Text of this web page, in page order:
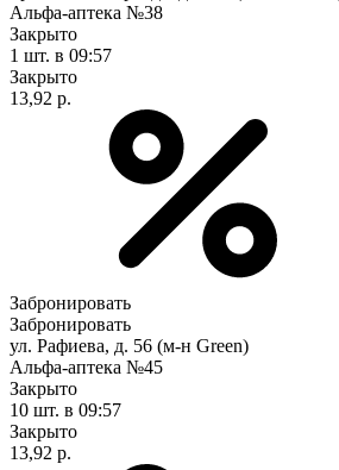
Альфа-аптека №38
Закрыто
1 шт. в 09:57
Закрыто
13,92 р.
Забронировать
Забронировать
ул. Рафиева, д. 56 (м-н Green)
Альфа-аптека №45
Закрыто
10 шт. в 09:57
Закрыто
13,92 р.